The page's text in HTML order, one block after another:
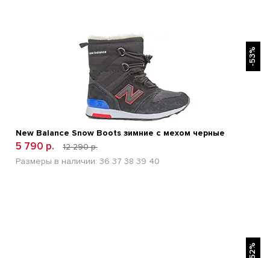
БЫСТРЫЙ ПРОСМОТР
-53%
New Balance Snow Boots зимние с мехом черные
5 790 р.
12 290 р.
Размеры в наличии: 36 37 38 39 40
-52%